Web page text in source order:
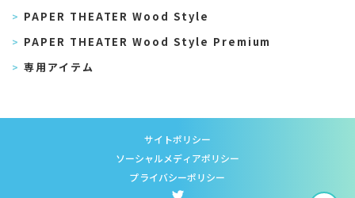
PAPER THEATER Wood Style
PAPER THEATER Wood Style Premium
専用アイテム
サイトポリシー
ソーシャルメディアポリシー
プライバシーポリシー